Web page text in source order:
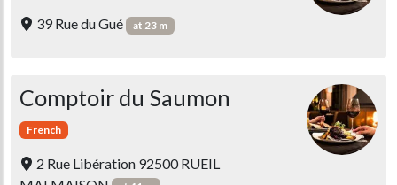
39 Rue du Gué at 23 m
Comptoir du Saumon
French
2 Rue Libération 92500 RUEIL